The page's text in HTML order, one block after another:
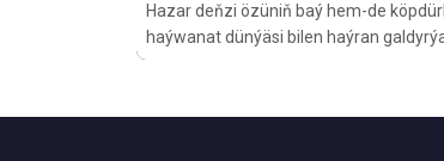
Hazar deňzi özüniň baý hem-de
haýwanat dünýäsi bilen haýran